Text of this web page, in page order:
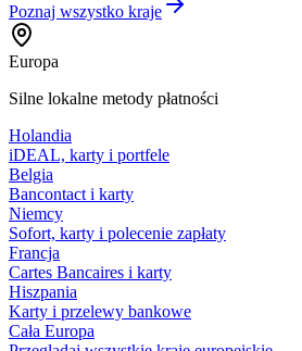
Poznaj wszystko kraje
Europa
Silne lokalne metody płatności
Holandia
iDEAL, karty i portfele
Belgia
Bancontact i karty
Niemcy
Sofort, karty i polecenie zapłaty
Francja
Cartes Bancaires i karty
Hiszpania
Karty i przelewy bankowe
Cała Europa